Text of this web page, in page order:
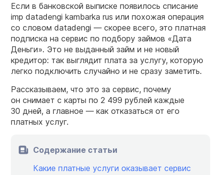
Если в банковской выписке появилось списание
imp datadengi kambarka rus или похожая операция
со словом datadengi — скорее всего, это платная
подписка на сервис по подбору займов «Дата
Деньги». Это не выданный займ и не новый
кредитор: так выглядит плата за услугу, которую
легко подключить случайно и не сразу заметить.
Рассказываем, что это за сервис, почему
он снимает с карты по 2 499 рублей каждые
30 дней, а главное — как отказаться от его
платных услуг.
Содержание статьи
Какие платные услуги оказывает сервис